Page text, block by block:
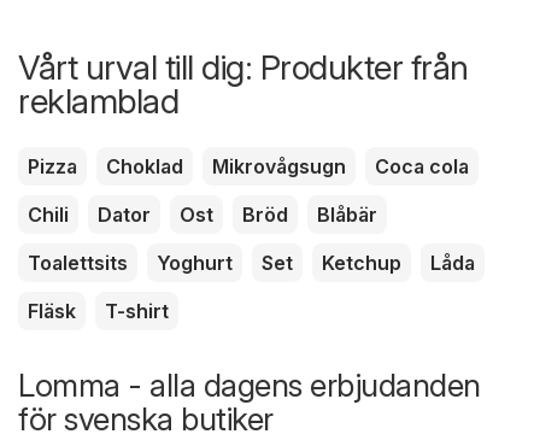
Vårt urval till dig: Produkter från
reklamblad
Pizza Choklad Mikrovågsugn
Coca cola
Chili
Dator Ost Bröd
Blåbär
Toalettsits
Yoghurt Set Ketchup
Låda
Fläsk
T-shirt
Lomma - alla dagens erbjudanden
för svenska butiker